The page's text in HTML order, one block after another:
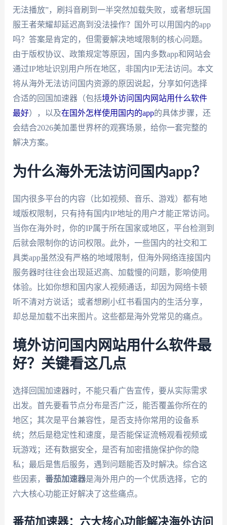
无法播放”，刷抖音刷到一半突然加载失败，或者想玩国
服王者荣耀却延迟高到没法操作？国外可以用国内的app
吗？答案是肯定的，但需要解决地域限制的核心问题。
由于版权协议、政策规定等原因，国内多数app和网站会
通过IP地址识别用户所在地区，非国内IP无法访问。本文
将从海外无法访问国内资源的原因说起，分享如何选择
合适的回国加速器（包括境外访问国内网站用什么软件
最好），以及在国外怎样使用国内的app的具体步骤，还
会结合2026美加墨世界杯的观赛场景，给你一套完整的
解决方案。
为什么海外无法访问国内app？
国内很多平台的内容（比如视频、音乐、游戏）都有地
域版权限制，只有持有国内IP地址的用户才能正常访问。
当你在海外时，你的IP属于所在国家或地区，平台检测到
后就会限制你的访问权限。此外，一些国内的社交和工
具类app虽然没有严格的地域限制，但海外网络连接国内
服务器时往往会出现延迟高、加载慢的问题，影响使用
体验。比如你想和国内家人视频通话，却因为网络卡顿
听不清对方说话；或者想刷小红书看国内的生活分享，
却总是加载不出来图片。这些都是海外党常见的痛点。
境外访问国内网站用什么软件最
好？关键看这几点
选择回国加速器时，不能只看广告宣传，要从实际需求
出发。首先要看节点分布是否广泛，能否覆盖你所在的
地区；其次是平台兼容性，是否支持你常用的设备系
统；然后是稳定性和速度，是否能保证流畅观看视频或
玩游戏；还有数据安全，是否有加密措施保护你的隐
私；最后是售后服务，遇到问题能否及时解决。综合这
些因素， 番茄加速器是海外用户的一个优质选择，它的
六大核心功能正好解决了这些痛点。
番茄加速器：六大核心功能解决海外访问